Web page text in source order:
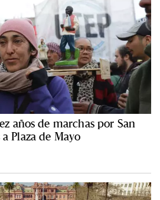
años de marchas por San
Plaza de Mayo